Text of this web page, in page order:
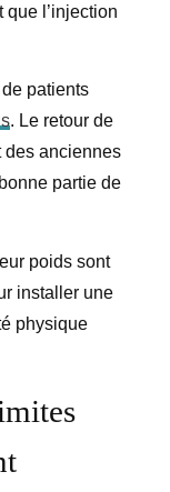
l’injection
patients
. Le retour de
des anciennes
partie de
poids sont
installer une
physique